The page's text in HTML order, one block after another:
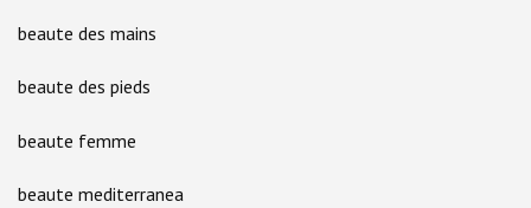
beaute des mains
beaute des pieds
beaute femme
beaute mediterranea